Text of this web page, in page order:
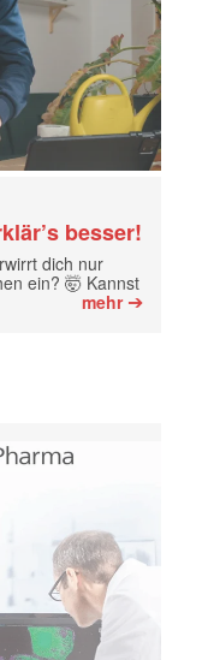
besser!
dich nur
ein? 🤯 Kannst
mehr➔